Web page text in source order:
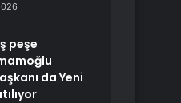
peşe
da Yeni